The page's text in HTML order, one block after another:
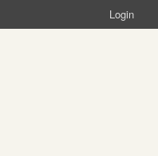
Login